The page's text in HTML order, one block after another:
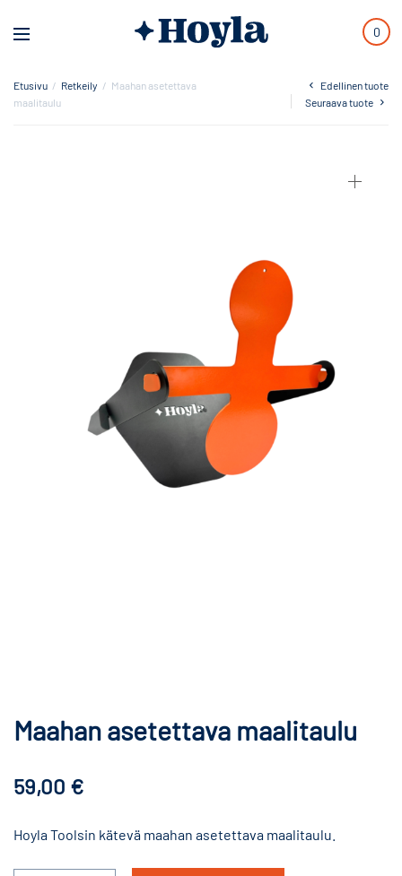
0
Etusivu / Retkeily / Maahan asetettava
maalitaulu
Edellinen tuote
Seuraava tuote
Maahan asetettava maalitaulu
59,00 €
Hoyla Toolsin kätevä maahan asetettava maalitaulu.